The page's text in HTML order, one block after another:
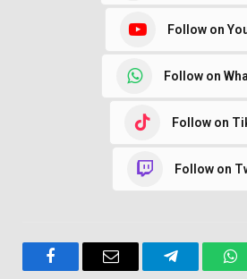
Follow on
Follow on
Follow on
Follow on
FacebookEmail Telegram